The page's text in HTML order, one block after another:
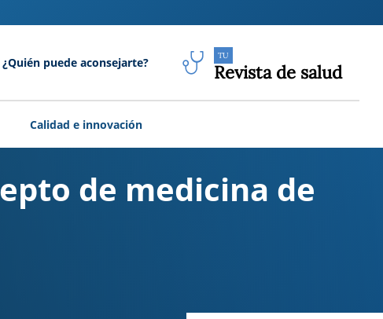
¿Quién puede aconsejarte? TU
Revista de salud
Calidad e innovación
de medicina de